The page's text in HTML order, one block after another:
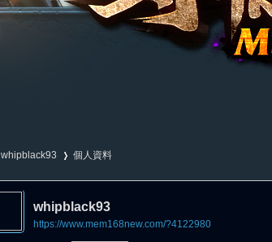
whipblack93
›
個人資料
whipblack93
https://www.mem168new.com/?4122980